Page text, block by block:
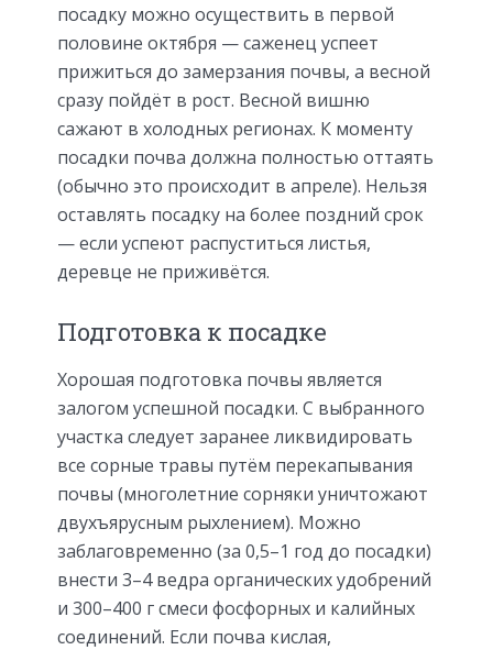
посадку можно осуществить в первой
половине октября — саженец успеет
прижиться до замерзания почвы, а весной
сразу пойдёт в рост. Весной вишню
сажают в холодных регионах. К моменту
посадки почва должна полностью оттаять
(обычно это происходит в апреле). Нельзя
оставлять посадку на более поздний срок
— если успеют распуститься листья,
деревце не приживётся.
Подготовка к посадке
Хорошая подготовка почвы является
залогом успешной посадки. С выбранного
участка следует заранее ликвидировать
все сорные травы путём перекапывания
почвы (многолетние сорняки уничтожают
двухъярусным рыхлением). Можно
заблаговременно (за 0,5–1 год до посадки)
внести 3–4 ведра органических удобрений
и 300–400 г смеси фосфорных и калийных
соединений. Если почва кислая,